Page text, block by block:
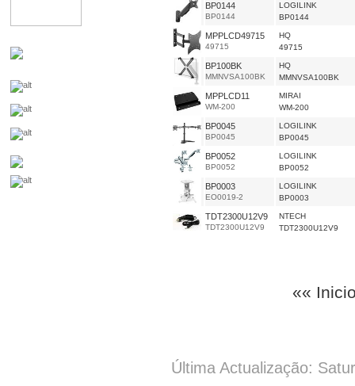
BP0144
BP0144
LOGILINK
BP0144
MPPLCD49715
49715
HQ
49715
BP100BK
MMNVSA100BK
HQ
MMNVSA100BK
MPPLCD11
WM-200
MIRAI
WM-200
BP0045
BP0045
LOGILINK
BP0045
BP0052
BP0052
LOGILINK
BP0052
BP0003
EO0019-2
LOGILINK
BP0003
TDT2300U12V9
TDT2300U12V9
NTECH
TDT2300U12V9
««
Última Actualização: